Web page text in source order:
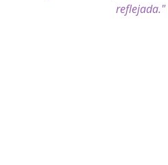
reflejada."